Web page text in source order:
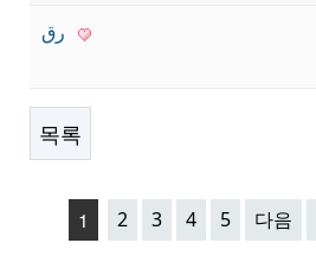
목록
1 2 3 4 5 다음